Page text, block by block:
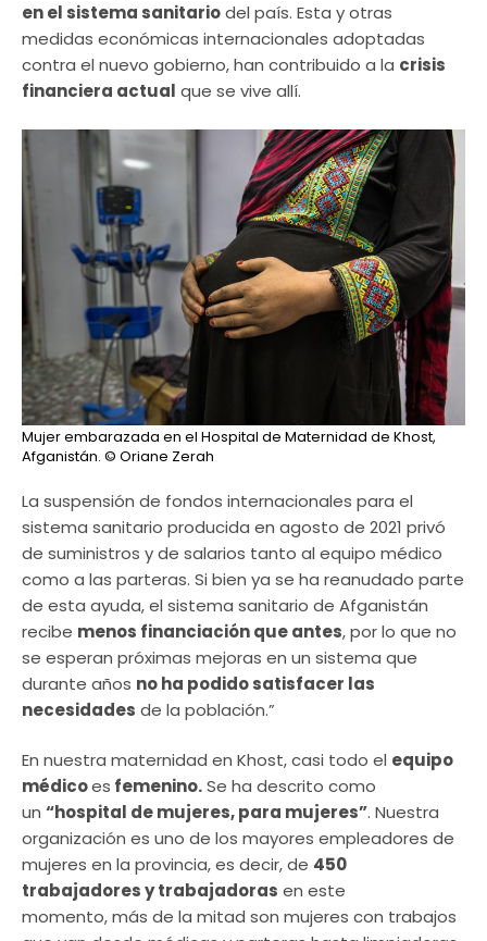
en el sistema sanitariodel país. Esta y otras
medidas económicas internacionales adoptadas
contra el nuevo gobierno, han contribuido a la crisis
financiera actual que se vive allí.
Mujer embarazada en el Hospital de Maternidad de Khost,
Afganistán. © Oriane Zerah
La suspensión de fondos internacionales para el
sistema sanitario producida en agosto de 2021 privó
de suministros y de salarios tanto al equipo médico
como a las parteras. Si bien ya se ha reanudado parte
de esta ayuda, el sistema sanitario de Afganistán
recibe menos financiación que antes, por lo que no
se esperan próximas mejoras en un sistema que
durante años no ha podido satisfacer las
necesidades de la población.”
En nuestra maternidad en Khost, casi todo el equipo
médicoes femenino.Se ha descrito como
un “hospital de mujeres, para mujeres”. Nuestra
organización es uno de los mayores empleadores de
mujeres en la provincia, es decir, de 450
trabajadores y trabajadoras en este
momento, más de la mitad son mujeres con trabajos